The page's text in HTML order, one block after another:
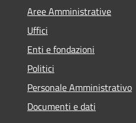
Aree Amministrative
Uffici
Enti e fondazioni
Politici
Personale Amministrativo
Documenti e dati